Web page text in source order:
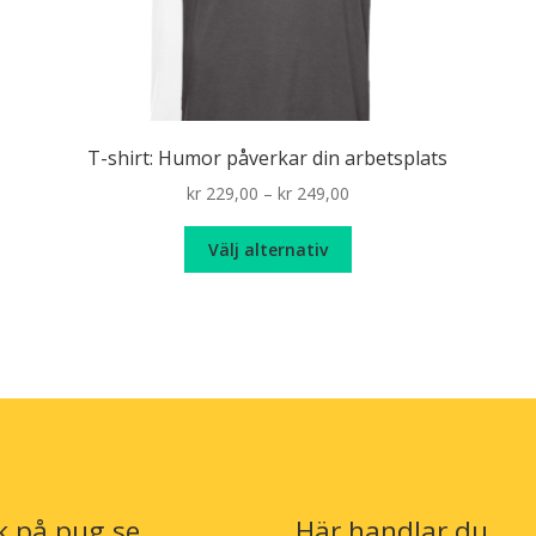
T-shirt: Humor påverkar din arbetsplats
kr229,00 – kr249,00Price
through
Välj alternativ
De
på